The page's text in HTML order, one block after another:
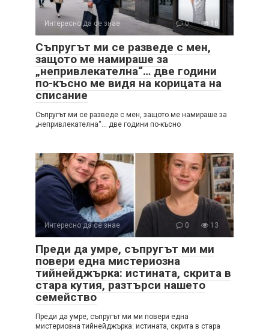
Интересно да се знае 0 18
Съпругът ми се разведе с мен,
защото ме намираше за
„непривлекателна“… две години
по-късно ме видя на корицата на
списание
Съпругът ми се разведе с мен, защото ме намираше за
„непривлекателна“… две години по-късно
Интересно да се знае 0 13
Преди да умре, съпругът ми ми
повери една мистериозна
тийнейджърка: истината, скрита в
стара кутия, разтърси нашето
семейство
Преди да умре, съпругът ми ми повери една
мистериозна тийнейджърка: истината, скрита в стара